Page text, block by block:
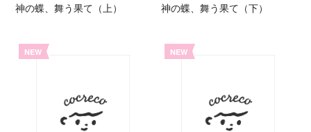
神の蝶、舞う果て（上） 神の蝶、舞う果て（下）
NEW NEW